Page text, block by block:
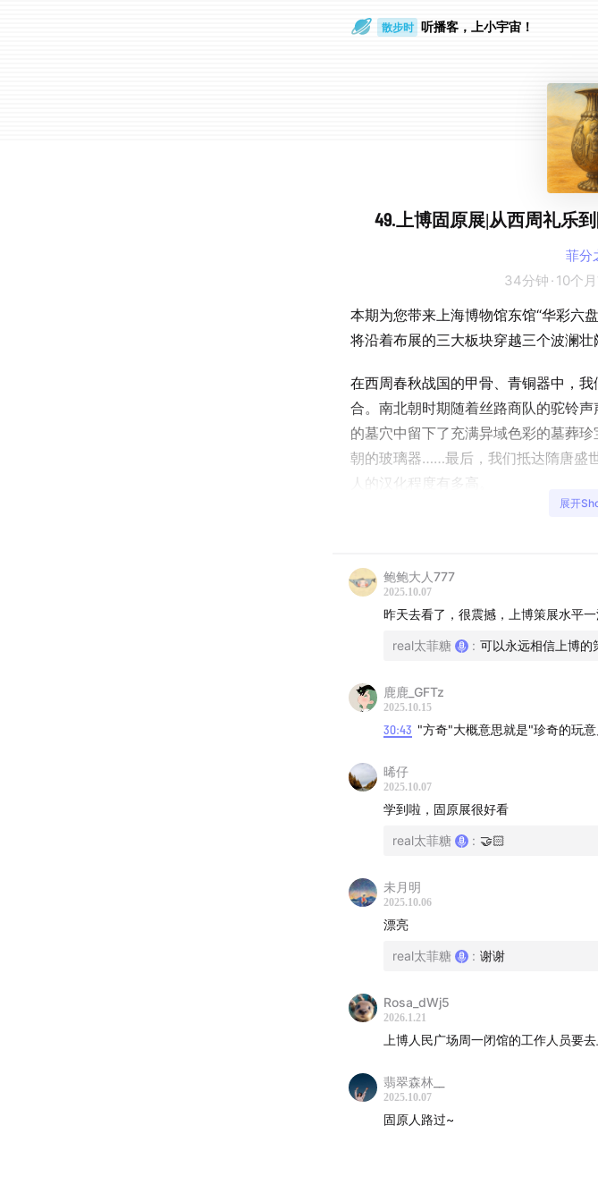
散步时 听播客，上小宇宙！
49.上博固原展|从西周礼乐
菲分
34分钟 · 10个
本期为您带来上海博物馆东馆“华彩六
将沿着布展的三大板块穿越三个波澜壮
在西周春秋战国的甲骨、青铜器中，
合。南北朝时期随着丝路商队的驼铃
的墓穴中留下了充满异域色彩的墓葬
朝的玻璃器……最后，我们抵达隋唐盛
人的汉化程度有多高。
关键词：
上海博物馆、华彩六盘、固原展、彭
人、祆教
固原的地理位置和朝代更迭
5:36 上博看展攻略
—— Part.1 铸礼大原 从周到汉——
10:24 北方民族的动物形青铜器
承载了希腊、波斯和中华文化的
18:50 萨珊玻璃器精品：凸钉玻璃碗
彩绘陶俑
展开
鲍鲍大人777
2025.10.07
昨天去看了，很震撼，上博策展水平一
real太菲糖 : 可以永远相信上博的
鹿鹿_GFTz
2025.10.15
30:43 "方奇"大概意思就是"珍奇的玩
晞仔
2025.10.07
学到啦，固原展很好看
real太菲糖 : 🤝🏻
未月明
2025.10.06
漂亮
real太菲糖 : 谢谢
Rosa_dWj5
2026.1.21
上博人民广场周一闭馆的工作人员要
翡翠森林__
2025.10.07
固原人路过~